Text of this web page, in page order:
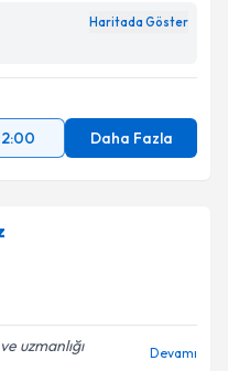
Haritada Göster
Daha Fazla
uzmanlığı
Devamı